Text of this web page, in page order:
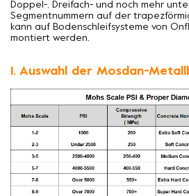
Doppel-, Dreifach- und noch mehr
Segmentnummern auf der
kann auf Bodenschleifsysteme von
montiert werden.
1. Auswahl der Mosdan-